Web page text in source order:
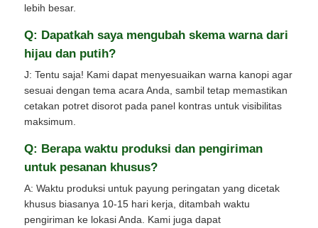
lebih besar.
Q: Dapatkah saya mengubah skema warna dari
hijau dan putih?
J: Tentu saja! Kami dapat menyesuaikan warna kanopi agar
sesuai dengan tema acara Anda, sambil tetap memastikan
cetakan potret disorot pada panel kontras untuk visibilitas
maksimum.
Q: Berapa waktu produksi dan pengiriman
untuk pesanan khusus?
A: Waktu produksi untuk payung peringatan yang dicetak
khusus biasanya 10-15 hari kerja, ditambah waktu
pengiriman ke lokasi Anda. Kami juga dapat